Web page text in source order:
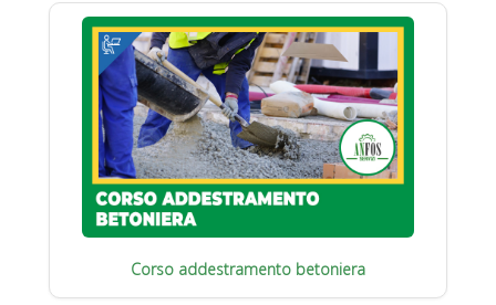
Corso addestramento betoniera